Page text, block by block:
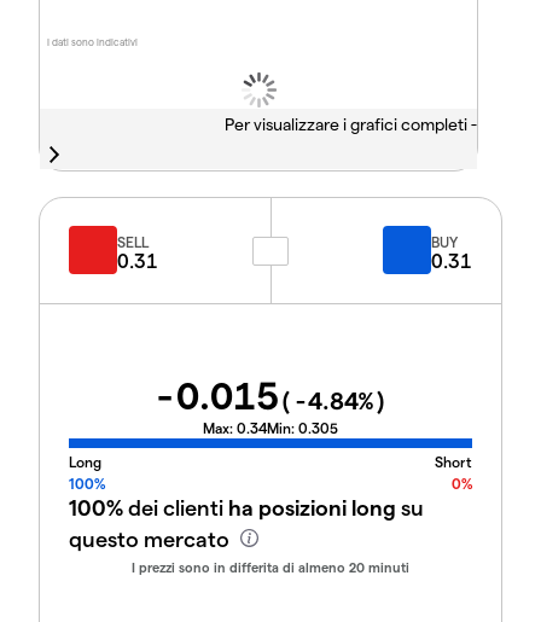
I dati sono indicativi
Per visualizzare i grafici completi -
SELL
0.31
BUY
0.31
-0.015( -4.84%)
Max: 0.34Min: 0.305
Long
Short
100%
0%
100%dei clienti ha posizioni long su
questo mercato
I prezzi sono in differita di almeno 20 minuti